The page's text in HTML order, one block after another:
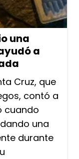
una
a
Cruz, que
contó a
cuando
una
durante